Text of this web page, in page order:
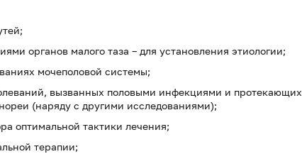
органов малого таза – для установления этиологии;
мочеполовой системы;
вызванных половыми инфекциями и протекающих
(наряду с другими исследованиями);
оптимальной тактики лечения;
терапии;